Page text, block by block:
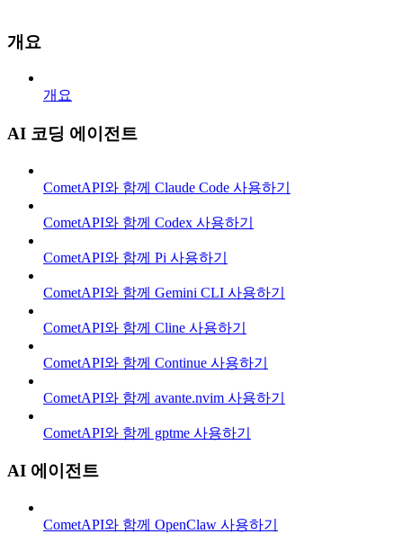
개요
개요
AI 코딩 에이전트
CometAPI와 함께 Claude Code 사용하기
CometAPI와 함께 Codex 사용하기
CometAPI와 함께 Pi 사용하기
CometAPI와 함께 Gemini CLI 사용하기
CometAPI와 함께 Cline 사용하기
CometAPI와 함께 Continue 사용하기
CometAPI와 함께 avante.nvim 사용하기
CometAPI와 함께 gptme 사용하기
AI 에이전트
CometAPI와 함께 OpenClaw 사용하기